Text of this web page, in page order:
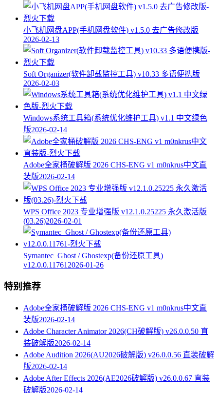
小飞机网盘APP(手机网盘软件) v1.5.0 去广告修改版
2026-02-13
Soft Organizer(软件卸载监控工具) v10.33 多语便携版
2026-02-03
Windows系统工具箱(系统优化维护工具) v1.1 中文绿色
版2026-02-14
Adobe全家桶破解版 2026 CHS-ENG v1 m0nkrus中文直
装版2026-02-14
WPS Office 2023 专业增强版 v12.1.0.25225 永久激活版
(03.26)2026-02-01
Symantec_Ghost / Ghostexp(备份还原工具)
v12.0.0.11761 2026-01-26
特别推荐
Adobe全家桶破解版 2026 CHS-ENG v1 m0nkrus中文直
装版2026-02-14
Adobe Character Animator 2026(CH破解版) v26.0.0.50 直
装破解版2026-02-14
Adobe Audition 2026(AU2026破解版) v26.0.0.56 直装破解
版2026-02-14
Adobe After Effects 2026(AE2026破解版) v26.0.0.67 直装
破解版2026-02-14